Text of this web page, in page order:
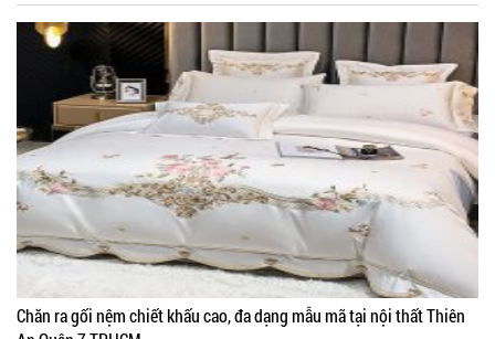
Chăn ra gối nệm chiết khấu cao, đa dạng mẫu mã tại nội thất Thiên